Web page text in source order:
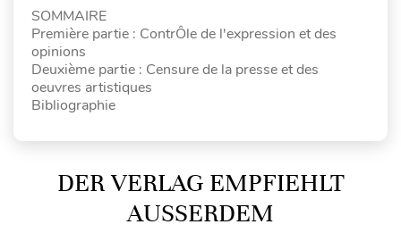
SOMMAIRE
Première partie : ContrÔle de l'expression et des
opinions
Deuxième partie : Censure de la presse et des
oeuvres artistiques
Bibliographie
DER VERLAG EMPFIEHLT
AUSSERDEM